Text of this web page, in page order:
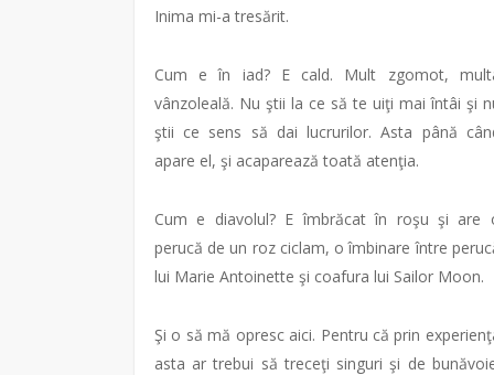
Inima mi-a tresărit.
Cum e în iad? E cald. Mult zgomot,
vânzoleală. Nu ştii la ce să te uiţi mai întâi şi
ştii ce sens să dai lucrurilor. Asta până
apare el, şi acaparează toată atenţia.
Cum e diavolul? E îmbrăcat în roşu şi are
perucă de un roz ciclam, o îmbinare între
lui Marie Antoinette şi coafura lui Sailor Moon.
Şi o să mă opresc aici. Pentru că prin
asta ar trebui să treceţi singuri şi de